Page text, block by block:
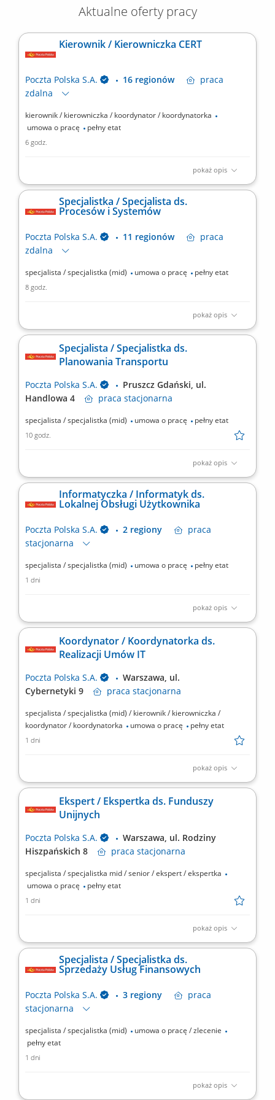
Aktualne oferty pracy
Kierownik / Kierowniczka CERT
Poczta Polska S.A.
praca
zdalna
kierownik / kierowniczka / koordynator / koordynatorka
umowa o pracę
pełny etat
6 godz.
pokaż opis
Poszukujemy doświadczonego Kierownika CERT, który będzie
odpowiadał za zarządzanie zespołem reagowania na incydenty
bezpieczeństwa oraz rozwój kompetencji i narzędzi
wspierających ochronę organizacji przed cyberzagrożeniami.
Jeśli masz doświadczenie w kierowaniu zespołami...
Specjalistka / Specjalista ds.
Procesów i Systemów
Poczta Polska S.A.
praca
zdalna
specjalista / specjalistka (mid) umowa o pracę pełny etat
8 godz.
pokaż opis
Miejsce pracy: możliwość pracy na terenie całego kraju Rodzaj
analizy systemowej i projektowej zmian zgłoszonych dla
systemów wytwarzanych i rozwijanych w PPSA, analiza oraz
Specjalista / Specjalistka ds.
Planowania Transportu
Poczta Polska S.A.
Pruszcz Gdański, ul.
Handlowa 4
praca stacjonarna
specjalista / specjalistka (mid) umowa o pracę pełny etat
10 godz.
pokaż opis
Rodzaj zatrudnienia: umowa o pracę, 1 etat, praca od
poniedziałku do piątku Twoje zadania: odpowiednie planowanie
tras kolekcji i dystrybucji przesyłek paletowych, zamawianie
kursów doraźnych, odpowiednie planowanie linii
samochodowych, rozliczanie przewoźników, zarządzanie
magazynem...
Informatyczka / Informatyk ds.
Lokalnej Obsługi Użytkownika
Poczta Polska S.A.
praca
stacjonarna
specjalista / specjalistka (mid) umowa o pracę pełny etat
1 dni
pokaż opis
Miejsce pracy: Zabrze, Częstochowa Rodzaj zatrudnienia:
użytkowników systemów informatycznych, prowadzenie
diagnostyki stanu urządzeń IT, wdrażanie nowych aktualizacji
lokalizacjami,...
Koordynator / Koordynatorka ds.
Realizacji Umów IT
Poczta Polska S.A.
Warszawa, ul.
Cybernetyki 9
praca stacjonarna
specjalista / specjalistka (mid) / kierownik / kierowniczka /
koordynator / koordynatorka
umowa o pracę pełny etat
1 dni
pokaż opis
Rodzaj zatrudnienia: umowa o pracę​ Twoje zadania: nadzór nad
licencje), koordynacja obiegu dokumentacji związanej z
realizacją umów IT (protokoły odbioru, aneksy, korespondencja
Ekspert / Ekspertka ds. Funduszy
Unijnych
Poczta Polska S.A.
Warszawa, ul. Rodziny
Hiszpańskich 8
praca stacjonarna
specjalista / specjalistka mid / senior / ekspert / ekspertka
umowa o pracę
pełny etat
1 dni
pokaż opis
Miejsce pracy: ul. Rodziny Hiszpańskich 8 Warszawa Rodzaj
zatrudnienia: Umowa o pracę, pełny etat, praca stacjonarna
Chcesz uczestniczyć w realizacji strategicznych projektów i mieć
wpływ na pozyskiwanie finansowania dla jednej z największych
spółek w Polsce? Dołącz do naszego zespołu i...
Specjalista / Specjalistka ds.
Sprzedaży Usług Finansowych
Poczta Polska S.A.
praca
stacjonarna
specjalista / specjalistka (mid)
umowa o pracę / zlecenie
pełny etat
1 dni
pokaż opis